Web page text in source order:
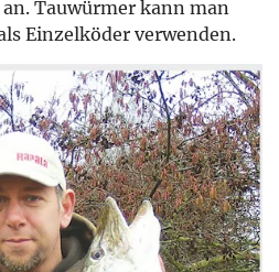
Tauwürmer kann man
Einzelköder verwenden.